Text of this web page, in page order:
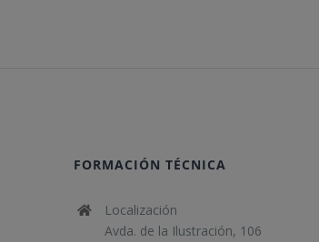
FORMACIÓN TÉCNICA
Localización
Avda. de la Ilustración, 106